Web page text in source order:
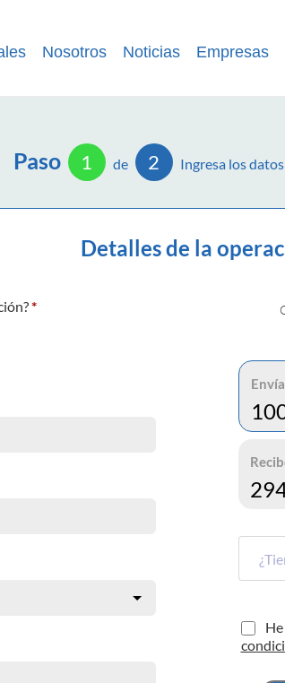
Nosotros Noticias Empresas
Paso 1 de 2 Ingresa los
Detalles de la
*